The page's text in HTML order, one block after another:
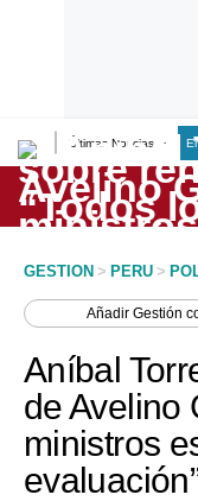
Últimas Noticias
Lo último
Peru Quiosco
Economía
Mercados
Perú
GESTION > PERU >
AñadirGestión
Aníbal
de Avelino
ministros